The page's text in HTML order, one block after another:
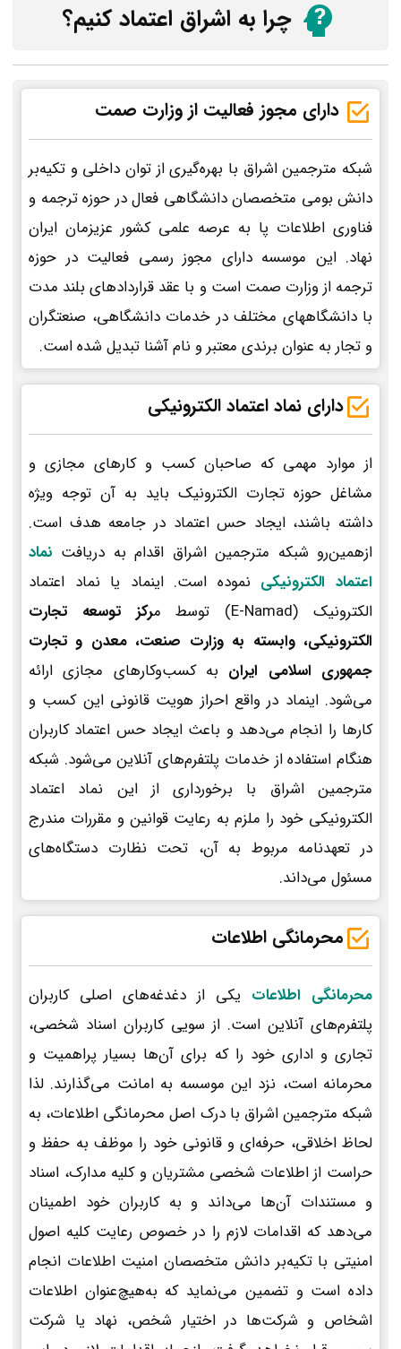
چرا به اشراق اعتماد کنیم؟
دارای مجوز فعالیت از وزارت صمت
شبکه مترجمین اشراق با بهره‌گیری از توان داخلی و تکیه‌بر
دانش بومی متخصصان دانشگاهی فعال در حوزه ترجمه و
فناوری اطلاعات پا به عرصه علمی کشور عزیزمان ایران
نهاد. این موسسه دارای مجوز رسمی فعالیت در حوزه
ترجمه از وزارت صمت است و با عقد قراردادهای بلند مدت
با دانشگاههای مختلف در خدمات دانشگاهی، صنعتگران
و تجار به عنوان برندی معتبر و نام آشنا تبدیل شده است.
دارای نماد اعتماد الکترونیکی
از موارد مهمی که صاحبان کسب و کارهای مجازی و
مشاغل حوزه تجارت الکترونیک باید به آن توجه ویژه
داشته باشند، ایجاد حس اعتماد در جامعه هدف است.
ازهمین‌رو شبکه مترجمین اشراق اقدام به دریافت نماد
اعتماد الکترونیکی نموده است. اینماد یا نماد اعتماد
الکترونیک (E-Namad) توسط م
رکز توسعه تجارت
الکترونیکی، وابسته به وزارت صنعت، معدن و تجارت
جمهوری اسلامی ایران به کسب‌وکارهای مجازی ارائه
می‌شود. اینماد در واقع احراز هویت قانونی این کسب و
کارها را انجام می‌دهد و باعث ایجاد حس اعتماد کاربران
هنگام استفاده از خدمات پلتفرم‌های آنلاین می‌شود. شبکه
مترجمین اشراق با برخورداری از این نماد اعتماد
الکترونیکی خود را ملزم به رعایت قوانین و مقررات مندرج
در تعهدنامه مربوط به آن، تحت نظارت دستگاه‌های
مسئول می‌داند.
محرمانگی اطلاعات
محرمانگی اطلاعات یکی از دغدغه‌های اصلی کاربران
پلتفرم‌های آنلاین است. از سویی کاربران اسناد شخصی،
تجاری و اداری خود را که برای آن‌ها بسیار پراهمیت و
محرمانه است، نزد این موسسه به امانت می‌گذارند. لذا
شبکه مترجمین اشراق با درک اصل محرمانگی اطلاعات، به
لحاظ اخلاقی، حرفه‌ای و قانونی خود را موظف به حفظ و
حراست از اطلاعات شخصی مشتریان و کلیه مدارک، اسناد
و مستندات آن‌ها می‌داند و به کاربران خود اطمینان
می‌دهد که اقدامات لازم را در خصوص رعایت کلیه اصول
امنیتی با تکیه‌بر دانش متخصصان امنیت اطلاعات انجام
داده است و تضمین می‌نماید که به‌هیچ‌عنوان اطلاعات
اشخاص و شرکت‌ها در اختیار شخص، نهاد یا شرکت